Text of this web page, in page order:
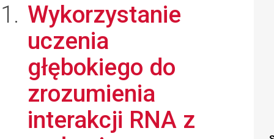
Wykorzystanie
uczenia
głębokiego do
zrozumienia
interakcji RNA z